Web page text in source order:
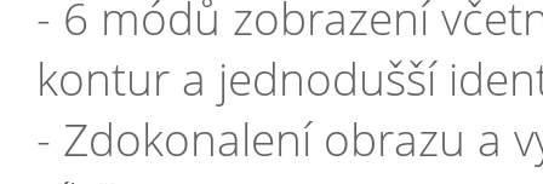
- 6 módů zobrazení
kontur a jednodušší
- Zdokonalení obrazu a